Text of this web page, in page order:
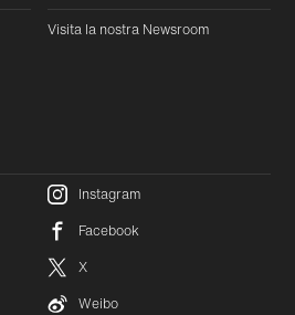
Visita la nostra Newsroom
Instagram
Facebook
X
Weibo